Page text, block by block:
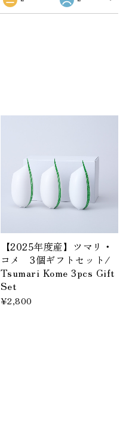
【2025年度産】ツマリ・
コメ 3個ギフトセット/
Tsumari Kome 3pcs Gift
Set
¥2,800